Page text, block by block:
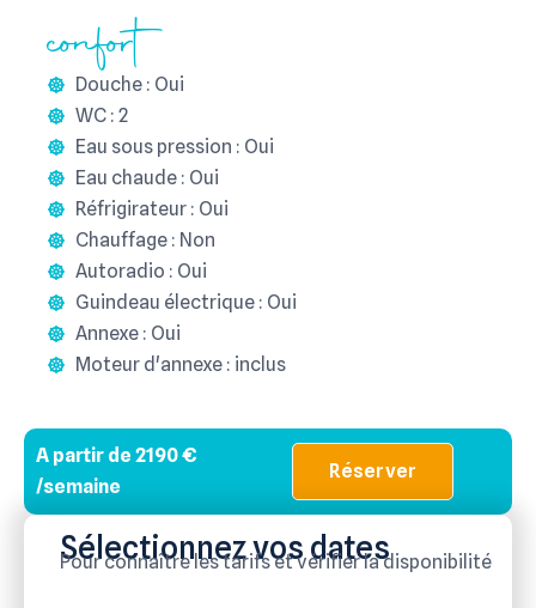
confort
Douche : Oui
WC : 2
Eau sous pression : Oui
Eau chaude : Oui
Réfrigirateur : Oui
Chauffage : Non
Autoradio : Oui
Guindeau électrique : Oui
Annexe : Oui
Moteur d'annexe : inclus
A partir de 2190 €
/semaine
Réserver
Sélectionnez vos dates
Pour connaître les tarifs et vérifier la disponibilité